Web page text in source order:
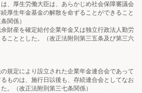
、厚生労働大臣は、あらかじめ社会保障審議会
厚生年金基金の解散を命ずることができること
関係）
産を確定給付企業年金又は独立行政法人勤労
こととした。（改正法附則第三五条及び第三六
定により設立された企業年金連合会であって
ものは、施行日以後も、存続連合会としてなお
。（改正法附則第三七条関係）